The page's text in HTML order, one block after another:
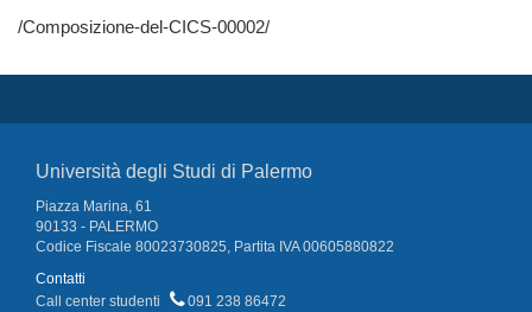
/Composizione-del-CICS-00002/
Università degli Studi di Palermo
Piazza Marina, 61
90133 - PALERMO
Codice Fiscale 80023730825, Partita IVA 00605880822
Contatti
Call center studenti
091 238 86472